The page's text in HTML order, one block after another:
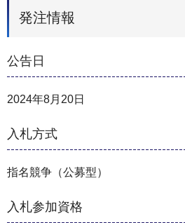
発注情報
公告日
2024年8月20日
入札方式
指名競争（公募型）
入札参加資格